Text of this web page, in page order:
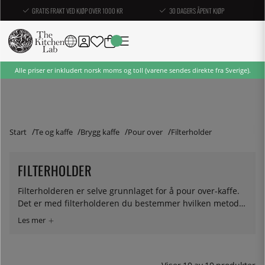
GRATIS FRAKT VED KJØP OVER 1000 KR 30 DAGERS ÅPENT KJØP
Alle priser er inkludert norsk moms og toll (varene sendes direkte fra Sverige).
Start Te og kaffe Brygg kaffe Pour over Filterholder
FILTERHOLDER
Filterholderen er selve grunnlaget for å pour over-kaffe.
Det er med filterholderen du bestemmer hvilken metode
du vil bruke og hvordan du vil at kaffen skal smake. Hos